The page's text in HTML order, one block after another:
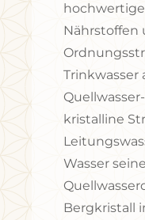
Nährstoffen
Trinkwasser
kristalline
Wasser
Bergkristall